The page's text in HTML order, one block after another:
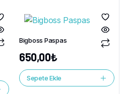
Bigboss Paspas
650,00₺
Sepete Ekle